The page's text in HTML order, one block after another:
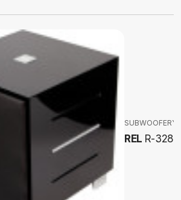
SUBWOOFERY
REL R-328